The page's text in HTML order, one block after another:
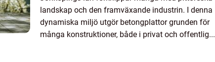
landskap och den framväxande industrin. I denna
dynamiska miljö utgör betongplattor grunden för
många konstruktioner, både i privat och offentlig...